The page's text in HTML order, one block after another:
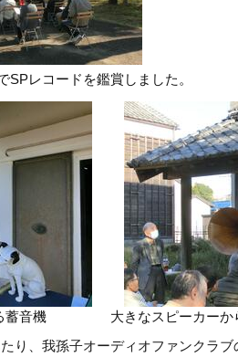
レコードを鑑賞しました。
蓄音機
大きなスピーカーか
り、我孫子オーディオファンクラブ